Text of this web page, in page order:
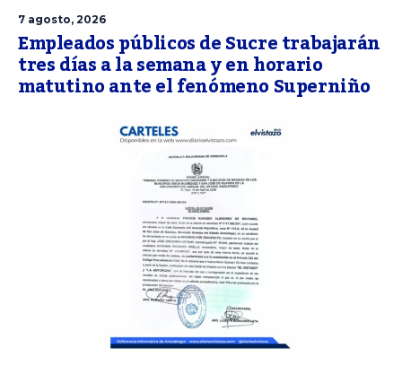
7 agosto, 2026
Empleados públicos de Sucre trabajarán
tres días a la semana y en horario
matutino ante el fenómeno Superniño